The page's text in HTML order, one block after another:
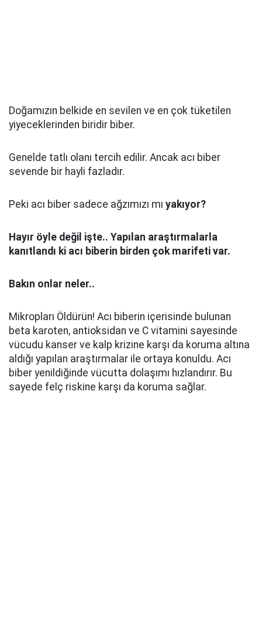
Doğamızın belkide en sevilen ve en çok tüketilen
yiyeceklerinden biridir biber.
Genelde tatlı olanı tercih edilir. Ancak acı biber
sevende bir hayli fazladır.
Peki acı biber sadece ağzımızı mı yakıyor?
Hayır öyle değil işte.. Yapılan araştırmalarla
kanıtlandı ki acı biberin birden çok marifeti var.
Bakın onlar neler..
Mikropları Öldürün! Acı biberin içerisinde bulunan
beta karoten, antioksidan ve C vitamini sayesinde
vücudu kanser ve kalp krizine karşı da koruma altına
aldığı yapılan araştırmalar ile ortaya konuldu. Acı
biber yenildiğinde vücutta dolaşımı hızlandırır. Bu
sayede felç riskine karşı da koruma sağlar.